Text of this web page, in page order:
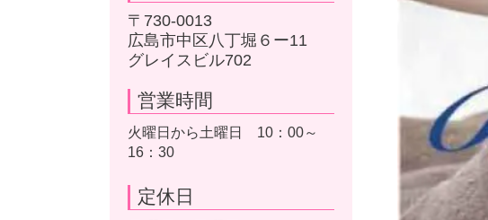
〒730-0013
広島市中区八丁堀６ー11
グレイスビル702
営業時間
火曜日から土曜日 10：00～
16：30
定休日